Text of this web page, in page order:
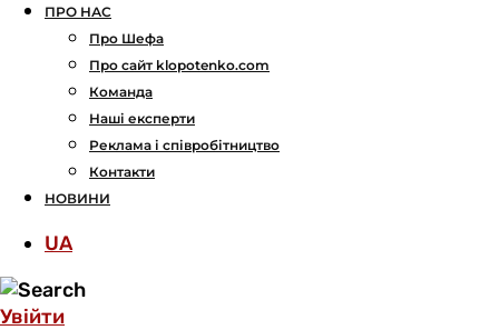
ПРО НАС
Про Шефа
Про сайт klopotenko.com
Команда
Наші експерти
Реклама і співробітництво
Контакти
НОВИНИ
UA
Увійти